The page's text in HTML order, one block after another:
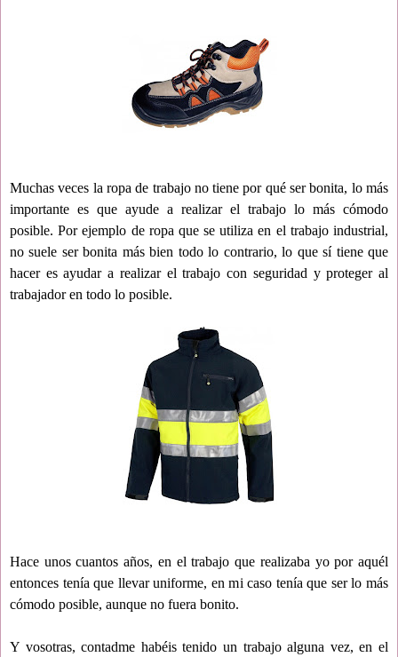
Muchas veces la ropa de trabajo no tiene por qué ser bonita, lo más
importante es que ayude a realizar el trabajo lo más cómodo
posible. Por ejemplo de ropa que se utiliza en el trabajo industrial,
no suele ser bonita más bien todo lo contrario, lo que sí tiene que
hacer es ayudar a realizar el trabajo con seguridad y proteger al
trabajador en todo lo posible.
Hace unos cuantos años, en el trabajo que realizaba yo por aquél
entonces tenía que llevar uniforme, en mi caso tenía que ser lo más
cómodo posible, aunque no fuera bonito.
Y vosotras, contadme habéis tenido un trabajo alguna vez, en el